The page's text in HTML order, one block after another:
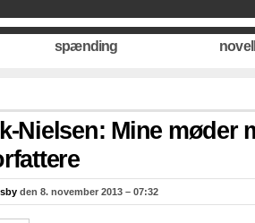
spænding
Nielsen: Mine møder
den 8. november 2013 – 07:32